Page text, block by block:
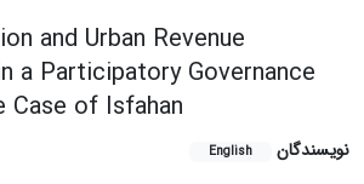
and Urban Revenue
a Participatory Governance
Case of Isfahan
نویسندگان English